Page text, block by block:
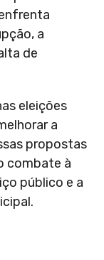
a
de
eleições
a
propostas
combate à
público e a